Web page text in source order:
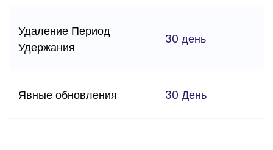
Удаление Период
Удержания
30 день
Явные обновления 30 День